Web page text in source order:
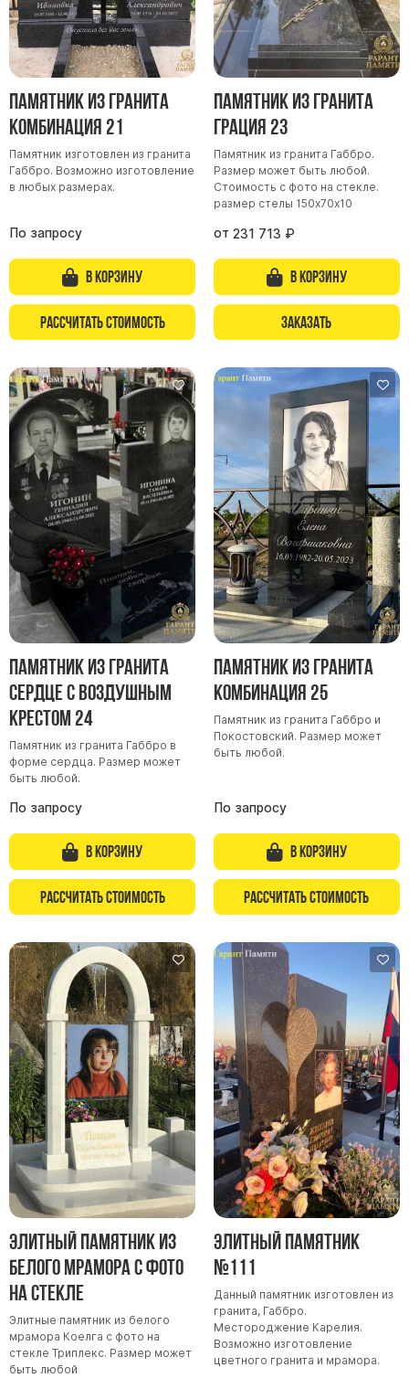
Памятник из гранита
Комбинация 21
Памятник изготовлен из гранита
Габбро. Возможно изготовление
в любых размерах.
По запросу
В корзину
Рассчитать стоимость
Памятник из гранита
Грация 23
Памятник из гранита Габбро.
Размер может быть любой.
Стоимость с фото на стекле.
размер стелы 150х70х10
от 231 713 ₽
В корзину
Заказать
Памятник из гранита
Сердце с воздушным
крестом 24
Памятник из гранита Габбро в
форме сердца. Размер может
быть любой.
По запросу
В корзину
Рассчитать стоимость
Памятник из гранита
Комбинация 25
Памятник из гранита Габбро и
Покостовский. Размер может
быть любой.
По запросу
В корзину
Рассчитать стоимость
Элитный памятник из
белого мрамора с фото
на стекле
Элитные памятник из белого
мрамора Коелга с фото на
стекле Триплекс. Размер может
быть любой
Элитный памятник
№111
Данный памятник изготовлен из
гранита, Габбро.
Местороджение Карелия.
Возможно изготовление
цветного гранита и мрамора.